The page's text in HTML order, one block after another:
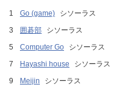
Go (game) シソーラス
囲碁部
シソーラス
Computer Go
シソーラス
Hayashi house
シソーラス
Meijin
シソーラス